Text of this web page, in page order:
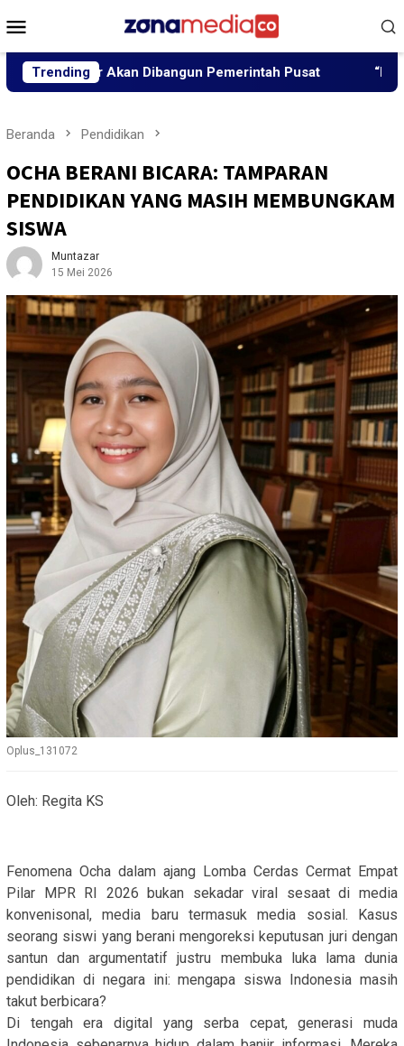
ke
Mobile
Trending
Akan Dibangun Pemerintah Pusat “Peutrang Mata”,
Beranda Pendidikan
OCHA BERANI BICARA: TAMPARAN
PENDIDIKAN YANG MASIH MEMBUNGKAM
SISWA
Muntazar
15 Mei 2026
Oplus_131072
Oleh: Regita KS
Fenomena Ocha dalam ajang Lomba Cerdas Cermat Empat
Pilar MPR RI 2026 bukan sekadar viral sesaat di media
konvenisonal, media baru termasuk media sosial. Kasus
seorang siswi yang berani mengoreksi keputusan juri dengan
santun dan argumentatif justru membuka luka lama dunia
pendidikan di negara ini: mengapa siswa Indonesia masih
takut berbicara?
Di tengah era digital yang serba cepat, generasi muda